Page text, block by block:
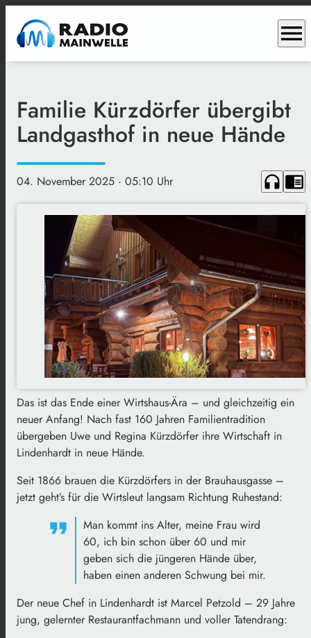
menu
Familie Kürzdörfer übergibt
Landgasthof in neue Hände
04. November 2025 · 05:10 Uhr headphones chrome_reader_mode
Das ist das Ende einer Wirtshaus-Ära – und gleichzeitig ein
neuer Anfang! Nach fast 160 Jahren Familientradition
übergeben Uwe und Regina Kürzdörfer ihre Wirtschaft in
Lindenhardt in neue Hände.
Seit 1866 brauen die Kürzdörfers in der Brauhausgasse –
jetzt geht’s für die Wirtsleut langsam Richtung Ruhestand:
Man kommt ins Alter, meine Frau wird
60, ich bin schon über 60 und mir
geben sich die jüngeren Hände über,
haben einen anderen Schwung bei mir.
Der neue Chef in Lindenhardt ist Marcel Petzold – 29 Jahre
jung, gelernter Restaurantfachmann und voller Tatendrang: